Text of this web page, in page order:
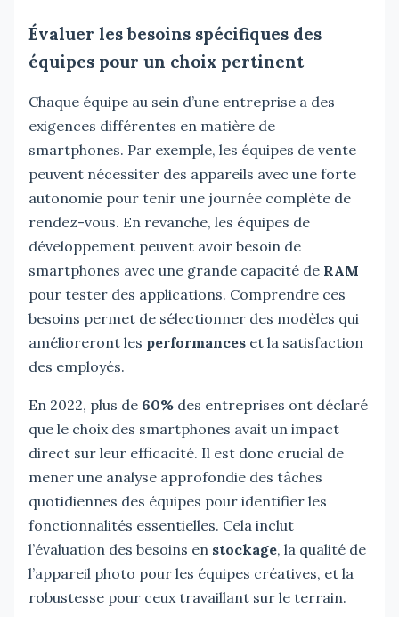
Évaluer les besoins spécifiques des
équipes pour un choix pertinent
Chaque équipe au sein d’une entreprise a des
exigences différentes en matière de
smartphones. Par exemple, les équipes de vente
peuvent nécessiter des appareils avec une forte
autonomie pour tenir une journée complète de
rendez-vous. En revanche, les équipes de
développement peuvent avoir besoin de
smartphones avec une grande capacité de RAM
pour tester des applications. Comprendre ces
besoins permet de sélectionner des modèles qui
amélioreront les performances et la satisfaction
des employés.
En 2022, plus de 60% des entreprises ont déclaré
que le choix des smartphones avait un impact
direct sur leur efficacité. Il est donc crucial de
mener une analyse approfondie des tâches
quotidiennes des équipes pour identifier les
fonctionnalités essentielles. Cela inclut
l’évaluation des besoins en stockage, la qualité de
l’appareil photo pour les équipes créatives, et la
robustesse pour ceux travaillant sur le terrain.